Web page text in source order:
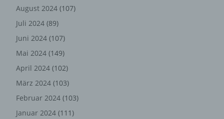
August 2024 (107)
Juli 2024 (89)
Juni 2024 (107)
Mai 2024 (149)
April 2024 (102)
März 2024 (103)
Februar 2024 (103)
Januar 2024 (111)
Routinemäßige Löschung und
Sperrung von personenbezogenen
Daten
speichert personenbezogene Daten der betroffenen
Person nur für den Zeitraum, der zur Erreichung des
durch den Europäischen Richtlinien- und
Verordnungsgeber oder einen anderen Gesetzgeber in
Gesetzen oder Vorschriften, welchen der für die